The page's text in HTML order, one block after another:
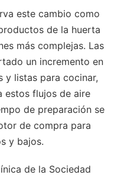
este cambio como
de la huerta
más complejas. Las
un incremento en
y listas para cocinar,
estos flujos de aire
de preparación se
de compra para
y bajos.
de la Sociedad